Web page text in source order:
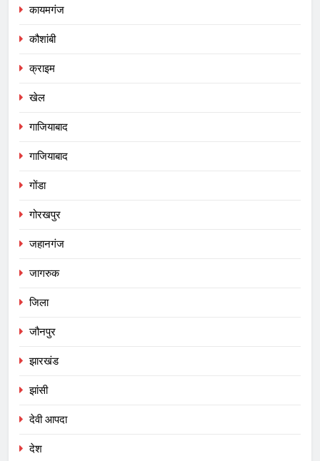
कायमगंज
कौशांबी
क्राइम
खेल
गाजियाबाद
गाजियाबाद
गोंडा
गोरखपुर
जहानगंज
जागरुक
जिला
जौनपुर
झारखंड
झांसी
देवी आपदा
देश